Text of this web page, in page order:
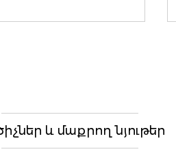
և մաքրող նյութեր